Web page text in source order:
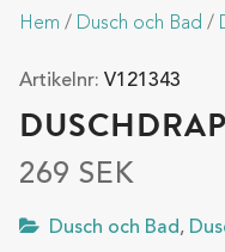
Hem / Dusch och Bad /
Artikelnr: V121343
269 SEK
Dusch och Bad,